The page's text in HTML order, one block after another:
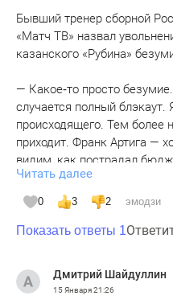
Бывший тренер сборной
«Матч ТВ» назвал
казанского «Рубина»
— Какое‑то просто
случается полный
происходящего. Тем более
приходит. Франк Артига —
видим, как пострадал
такого тренера ещё и
но говорят, что уже
понимаю — за какие
Рахимова? Что он сделал
другие договорённости,
Читать далее
0 3 2 эмодзи
Показать ответы 1
Дмитрий Шайдуллин
15 Января21:26